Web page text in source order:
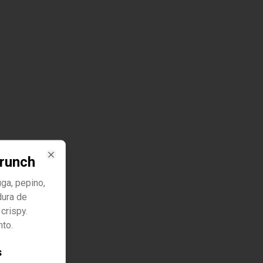
pepino,
de